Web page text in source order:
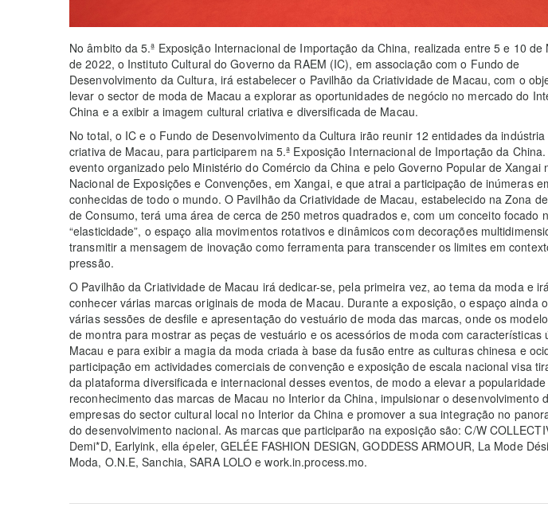
No âmbito da 5.ª Exposição Internacional de Importação da China, realizada entre 5 e 10 de
de 2022, o Instituto Cultural do Governo da RAEM (IC), em associação com o Fundo de
Desenvolvimento da Cultura, irá estabelecer o Pavilhão da Criatividade de Macau, com o
levar o sector de moda de Macau a explorar as oportunidades de negócio no mercado do
China e a exibir a imagem cultural criativa e diversificada de Macau.
No total, o IC e o Fundo de Desenvolvimento da Cultura irão reunir 12 entidades da
criativa de Macau, para participarem na 5.ª Exposição Internacional de Importação da
evento organizado pelo Ministério do Comércio da China e pelo Governo Popular de Xangai
Nacional de Exposições e Convenções, em Xangai, e que atrai a participação de inúmeras
conhecidas de todo o mundo. O Pavilhão da Criatividade de Macau, estabelecido na Zona
de Consumo, terá uma área de cerca de 250 metros quadrados e, com um conceito focado
“elasticidade”, o espaço alia movimentos rotativos e dinâmicos com decorações
transmitir a mensagem de inovação como ferramenta para transcender os limites em
pressão.
O Pavilhão da Criatividade de Macau irá dedicar-se, pela primeira vez, ao tema da moda e
conhecer várias marcas originais de moda de Macau. Durante a exposição, o espaço ainda
várias sessões de desfile e apresentação do vestuário de moda das marcas, onde os
de montra para mostrar as peças de vestuário e os acessórios de moda com características
Macau e para exibir a magia da moda criada à base da fusão entre as culturas chinesa e
participação em actividades comerciais de convenção e exposição de escala nacional visa
da plataforma diversificada e internacional desses eventos, de modo a elevar a popularidade
reconhecimento das marcas de Macau no Interior da China, impulsionar o desenvolvimento
empresas do sector cultural local no Interior da China e promover a sua integração no
do desenvolvimento nacional. As marcas que participarão na exposição são: C/W
Demi*D, Earlyink, ella épeler, GELÉE FASHION DESIGN, GODDESS ARMOUR, La Mode
Moda, O.N.E, Sanchia, SARA LOLO e work.in.process.mo.